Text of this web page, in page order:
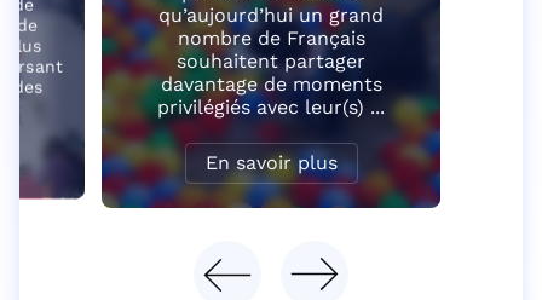
de
plus
des
qu’aujourd’hui un grand
nombre de Français
souhaitent partager
davantage de moments
privilégiés avec leur(s) ...
En savoir plus